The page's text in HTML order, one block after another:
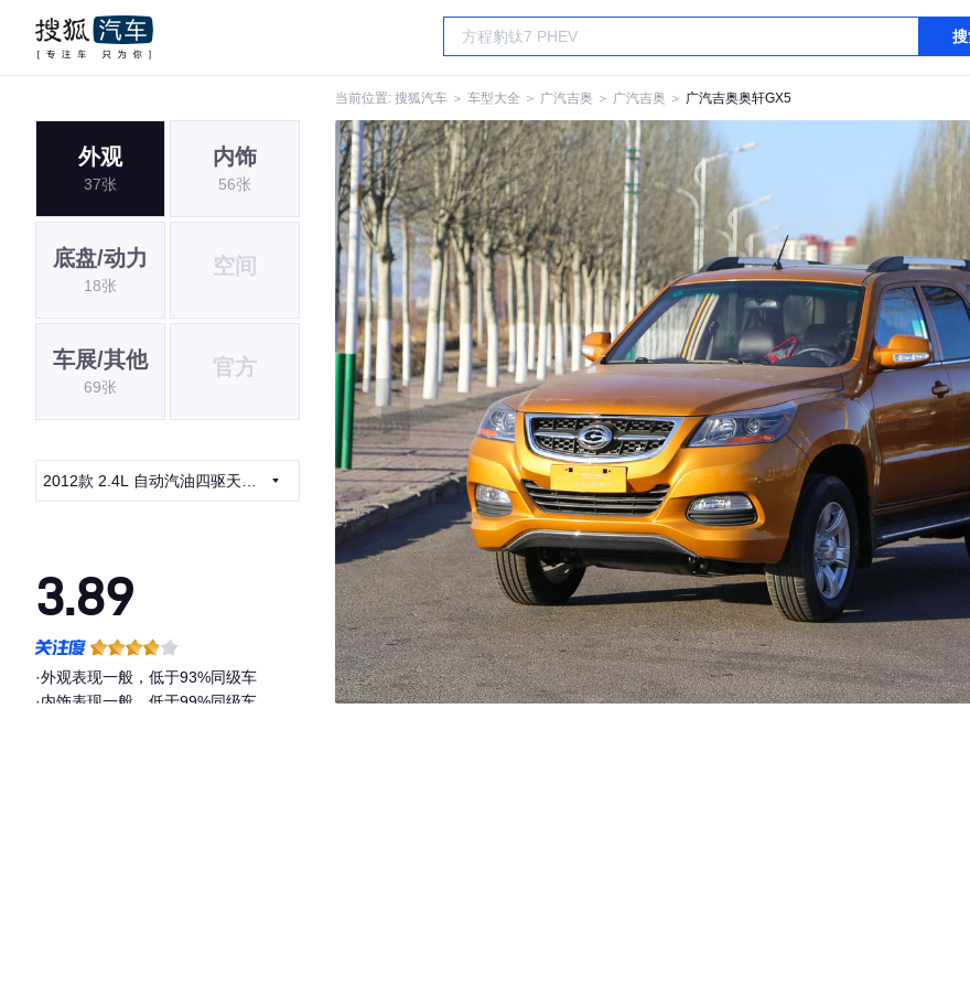
当前位置: 搜狐汽车 ＞ 车型大全 ＞ 广汽吉奥 ＞ 广汽吉奥 ＞ 广汽吉奥奥轩GX5
外观
37张
内饰
56张
底盘/动力
18张
空间
车展/其他
69张
官方
2012款 2.4L 自动汽油四驱天窗
3.89
·外观表现一般，低于93%同级车
·内饰表现一般，低于99%同级车